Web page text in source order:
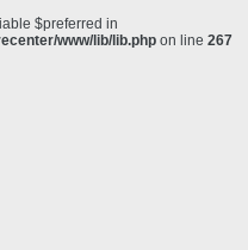
$preferred in
www/lib/lib.php on line 267